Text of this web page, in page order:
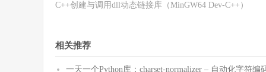
C++创建与调用dll动态链接库（MinGW64 Dev-C++）
相关推荐
一天一个Python库：charset-normalizer – 自动化字符编